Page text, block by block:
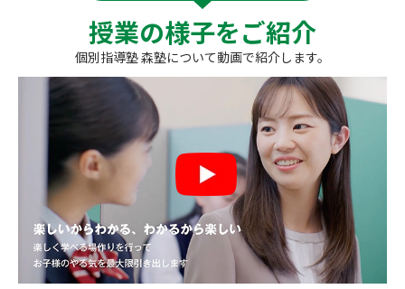
授業の様子をご紹介
個別指導塾 森塾について動画で紹介します。